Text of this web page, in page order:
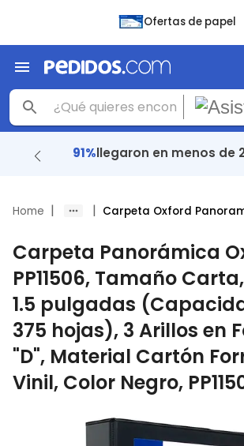
Ofertas de papel
91%llegaron en menos de
Home | | Carpeta Oxford
Carpeta Panorámica
PP11506, Tamaño
1.5 pulgadas
375 hojas), 3 Arillos en
"D", Material Cartón
Vinil, Color Negro,